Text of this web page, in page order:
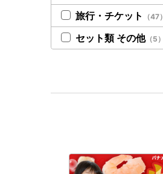
旅行・チケット （47）
セット類 その他（5）